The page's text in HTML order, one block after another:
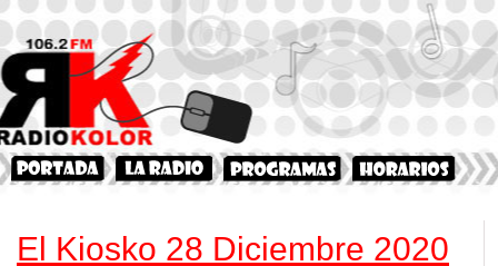
El Kiosko 28 Diciembre 2020